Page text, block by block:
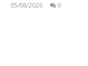
05/08/2026
0